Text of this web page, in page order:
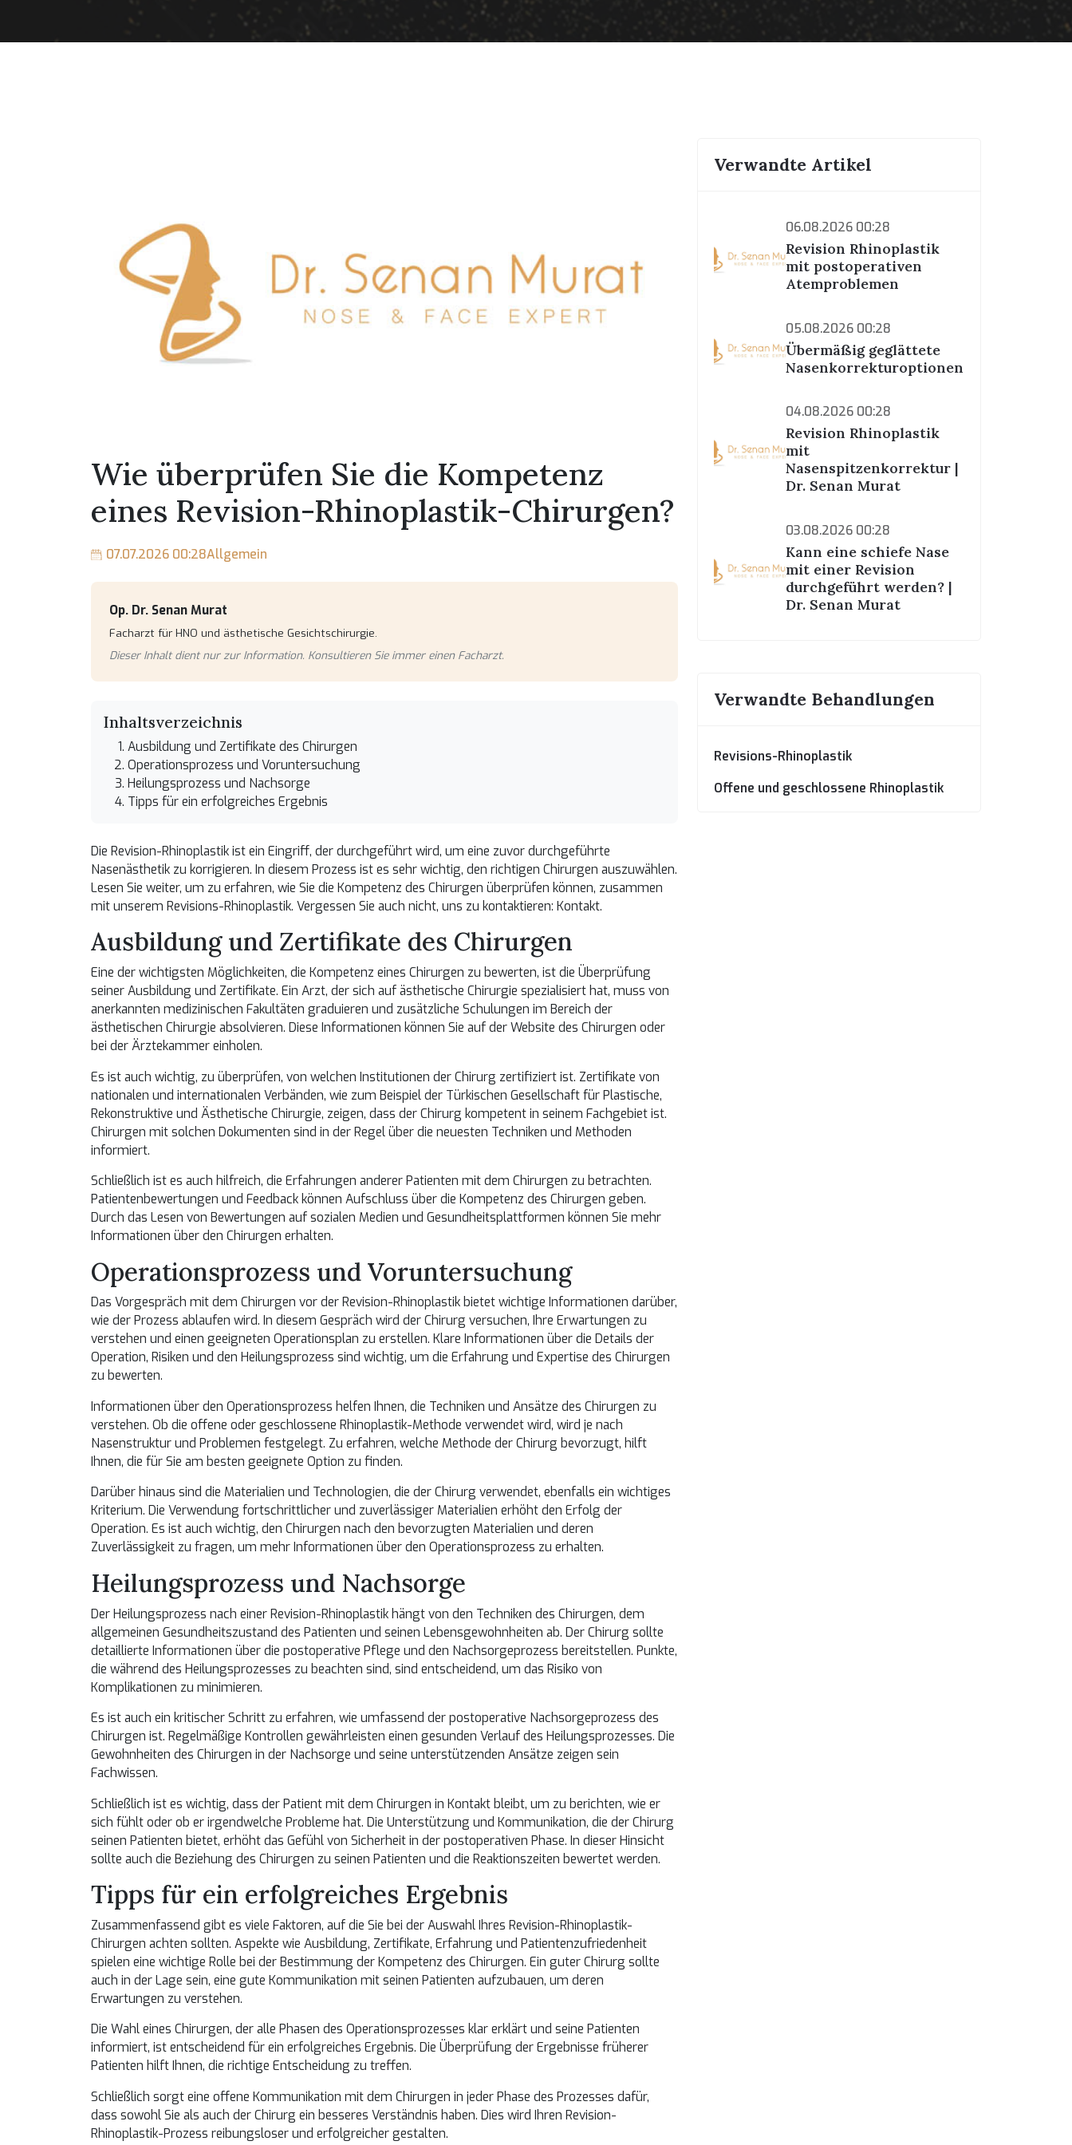
Wie überprüfen Sie die Kompetenz
eines Revision-Rhinoplastik-Chirurgen?
07.07.2026 00:28Allgemein
Op. Dr. Senan Murat
Facharzt für HNO und ästhetische Gesichtschirurgie.
Dieser Inhalt dient nur zur Information. Konsultieren Sie immer einen Facharzt.
Inhaltsverzeichnis
Ausbildung und Zertifikate des Chirurgen
Operationsprozess und Voruntersuchung
Heilungsprozess und Nachsorge
Tipps für ein erfolgreiches Ergebnis
Die Revision-Rhinoplastik ist ein Eingriff, der durchgeführt wird, um eine zuvor durchgeführte
Nasenästhetik zu korrigieren. In diesem Prozess ist es sehr wichtig, den richtigen Chirurgen auszuwählen.
Lesen Sie weiter, um zu erfahren, wie Sie die Kompetenz des Chirurgen überprüfen können, zusammen
mit unserem Revisions-Rhinoplastik. Vergessen Sie auch nicht, uns zu kontaktieren: Kontakt.
Ausbildung und Zertifikate des Chirurgen
Eine der wichtigsten Möglichkeiten, die Kompetenz eines Chirurgen zu bewerten, ist die Überprüfung
seiner Ausbildung und Zertifikate. Ein Arzt, der sich auf ästhetische Chirurgie spezialisiert hat, muss von
anerkannten medizinischen Fakultäten graduieren und zusätzliche Schulungen im Bereich der
ästhetischen Chirurgie absolvieren. Diese Informationen können Sie auf der Website des Chirurgen oder
bei der Ärztekammer einholen.
Es ist auch wichtig, zu überprüfen, von welchen Institutionen der Chirurg zertifiziert ist. Zertifikate von
nationalen und internationalen Verbänden, wie zum Beispiel der Türkischen Gesellschaft für Plastische,
Rekonstruktive und Ästhetische Chirurgie, zeigen, dass der Chirurg kompetent in seinem Fachgebiet ist.
Chirurgen mit solchen Dokumenten sind in der Regel über die neuesten Techniken und Methoden
informiert.
Schließlich ist es auch hilfreich, die Erfahrungen anderer Patienten mit dem Chirurgen zu betrachten.
Patientenbewertungen und Feedback können Aufschluss über die Kompetenz des Chirurgen geben.
Durch das Lesen von Bewertungen auf sozialen Medien und Gesundheitsplattformen können Sie mehr
Informationen über den Chirurgen erhalten.
Operationsprozess und Voruntersuchung
Das Vorgespräch mit dem Chirurgen vor der Revision-Rhinoplastik bietet wichtige Informationen darüber,
wie der Prozess ablaufen wird. In diesem Gespräch wird der Chirurg versuchen, Ihre Erwartungen zu
verstehen und einen geeigneten Operationsplan zu erstellen. Klare Informationen über die Details der
Operation, Risiken und den Heilungsprozess sind wichtig, um die Erfahrung und Expertise des Chirurgen
zu bewerten.
Informationen über den Operationsprozess helfen Ihnen, die Techniken und Ansätze des Chirurgen zu
verstehen. Ob die offene oder geschlossene Rhinoplastik-Methode verwendet wird, wird je nach
Nasenstruktur und Problemen festgelegt. Zu erfahren, welche Methode der Chirurg bevorzugt, hilft
Ihnen, die für Sie am besten geeignete Option zu finden.
Darüber hinaus sind die Materialien und Technologien, die der Chirurg verwendet, ebenfalls ein wichtiges
Kriterium. Die Verwendung fortschrittlicher und zuverlässiger Materialien erhöht den Erfolg der
Operation. Es ist auch wichtig, den Chirurgen nach den bevorzugten Materialien und deren
Zuverlässigkeit zu fragen, um mehr Informationen über den Operationsprozess zu erhalten.
Heilungsprozess und Nachsorge
Der Heilungsprozess nach einer Revision-Rhinoplastik hängt von den Techniken des Chirurgen, dem
allgemeinen Gesundheitszustand des Patienten und seinen Lebensgewohnheiten ab. Der Chirurg sollte
detaillierte Informationen über die postoperative Pflege und den Nachsorgeprozess bereitstellen. Punkte,
die während des Heilungsprozesses zu beachten sind, sind entscheidend, um das Risiko von
Komplikationen zu minimieren.
Es ist auch ein kritischer Schritt zu erfahren, wie umfassend der postoperative Nachsorgeprozess des
Chirurgen ist. Regelmäßige Kontrollen gewährleisten einen gesunden Verlauf des Heilungsprozesses. Die
Gewohnheiten des Chirurgen in der Nachsorge und seine unterstützenden Ansätze zeigen sein
Fachwissen.
Schließlich ist es wichtig, dass der Patient mit dem Chirurgen in Kontakt bleibt, um zu berichten, wie er
sich fühlt oder ob er irgendwelche Probleme hat. Die Unterstützung und Kommunikation, die der Chirurg
seinen Patienten bietet, erhöht das Gefühl von Sicherheit in der postoperativen Phase. In dieser Hinsicht
sollte auch die Beziehung des Chirurgen zu seinen Patienten und die Reaktionszeiten bewertet werden.
Tipps für ein erfolgreiches Ergebnis
Zusammenfassend gibt es viele Faktoren, auf die Sie bei der Auswahl Ihres Revision-Rhinoplastik-
Chirurgen achten sollten. Aspekte wie Ausbildung, Zertifikate, Erfahrung und Patientenzufriedenheit
spielen eine wichtige Rolle bei der Bestimmung der Kompetenz des Chirurgen. Ein guter Chirurg sollte
auch in der Lage sein, eine gute Kommunikation mit seinen Patienten aufzubauen, um deren
Erwartungen zu verstehen.
Die Wahl eines Chirurgen, der alle Phasen des Operationsprozesses klar erklärt und seine Patienten
informiert, ist entscheidend für ein erfolgreiches Ergebnis. Die Überprüfung der Ergebnisse früherer
Patienten hilft Ihnen, die richtige Entscheidung zu treffen.
Schließlich sorgt eine offene Kommunikation mit dem Chirurgen in jeder Phase des Prozesses dafür,
dass sowohl Sie als auch der Chirurg ein besseres Verständnis haben. Dies wird Ihren Revision-
Rhinoplastik-Prozess reibungsloser und erfolgreicher gestalten.
Verwandte Artikel
06.08.2026 00:28
Revision Rhinoplastik
mit postoperativen
Atemproblemen
05.08.2026 00:28
Übermäßig geglättete
Nasenkorrekturoptionen
04.08.2026 00:28
Revision Rhinoplastik
mit
Nasenspitzenkorrektur |
Dr. Senan Murat
03.08.2026 00:28
Kann eine schiefe Nase
mit einer Revision
durchgeführt werden? |
Dr. Senan Murat
Verwandte Behandlungen
Revisions-Rhinoplastik
Offene und geschlossene Rhinoplastik